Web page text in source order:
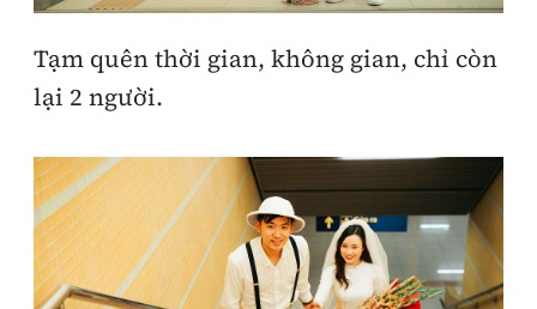
Tạm quên thời gian, không gian, chỉ còn
lại 2 người.